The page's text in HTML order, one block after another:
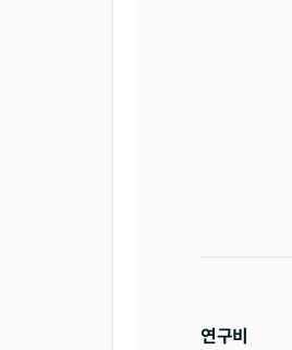
연구비